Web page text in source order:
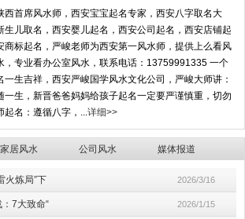
西首席风水师，西安宝宝起名专家，西安八字取名大
生儿取名，西安婴儿起名，西安公司起名，西安店铺起
商标起名，严峻老师为西安第一风水师，提供上么看风
，专业看办公室风水，联系电话：13759991335 一个
生吉祥，西安严峻国学风水文化公司，严峻大师讲：
一生，新晋爸爸妈妈给孩子起名一定要严谨慎重，切勿
起名：遵循八字，...详细>>
家居风水 公司风水 媒体报道
火炼局”下 2026/3/16
7大致命“ 2026/1/15